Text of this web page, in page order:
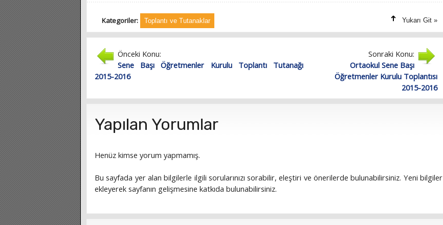
Kategoriler: Toplantı ve Tutanaklar Yukarı Git »
Önceki Konu:
Sene Başı Öğretmenler Kurulu Toplantı Tutanağı
2015-2016
Sonraki Konu:
Ortaokul Sene Başı
Öğretmenler Kurulu Toplantısı
2015-2016
Yapılan Yorumlar
Henüz kimse yorum yapmamış.
Bu sayfada yer alan bilgilerle ilgili sorularınızı sorabilir, eleştiri ve önerilerde bulunabilirsiniz. Yeni bilgiler
ekleyerek sayfanın gelişmesine katkıda bulunabilirsiniz.